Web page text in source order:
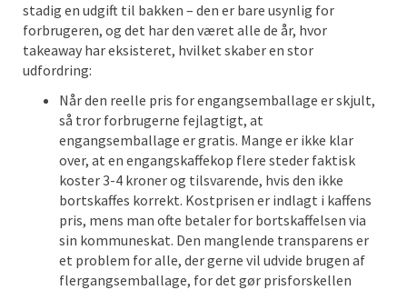
stadig en udgift til bakken – den er bare usynlig for
forbrugeren, og det har den været alle de år, hvor
takeaway har eksisteret, hvilket skaber en stor
udfordring:
Når den reelle pris for engangsemballage er skjult,
så tror forbrugerne fejlagtigt, at
engangsemballage er gratis. Mange er ikke klar
over, at en engangskaffekop flere steder faktisk
koster 3-4 kroner og tilsvarende, hvis den ikke
bortskaffes korrekt. Kostprisen er indlagt i kaffens
pris, mens man ofte betaler for bortskaffelsen via
sin kommuneskat. Den manglende transparens er
et problem for alle, der gerne vil udvide brugen af
flergangsemballage, for det gør prisforskellen